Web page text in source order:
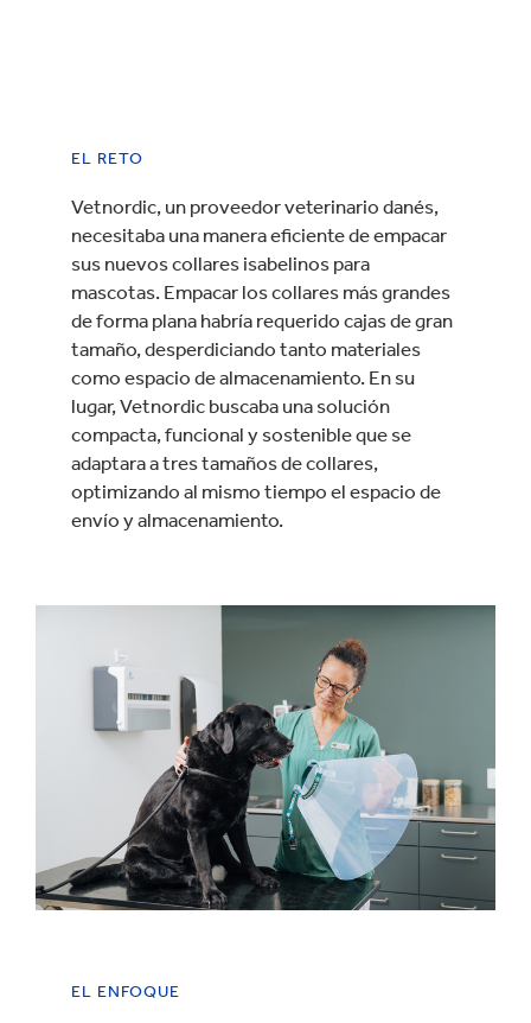
EL RETO
Vetnordic, un proveedor veterinario danés,
necesitaba una manera eficiente de empacar
sus nuevos collares isabelinos para
mascotas. Empacar los collares más grandes
de forma plana habría requerido cajas de gran
tamaño, desperdiciando tanto materiales
como espacio de almacenamiento. En su
lugar, Vetnordic buscaba una solución
compacta, funcional y sostenible que se
adaptara a tres tamaños de collares,
optimizando al mismo tiempo el espacio de
envío y almacenamiento.
EL ENFOQUE